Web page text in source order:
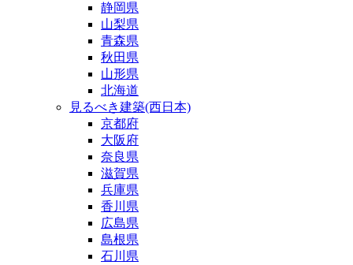
静岡県
山梨県
青森県
秋田県
山形県
北海道
見るべき建築(西日本)
京都府
大阪府
奈良県
滋賀県
兵庫県
香川県
広島県
島根県
石川県